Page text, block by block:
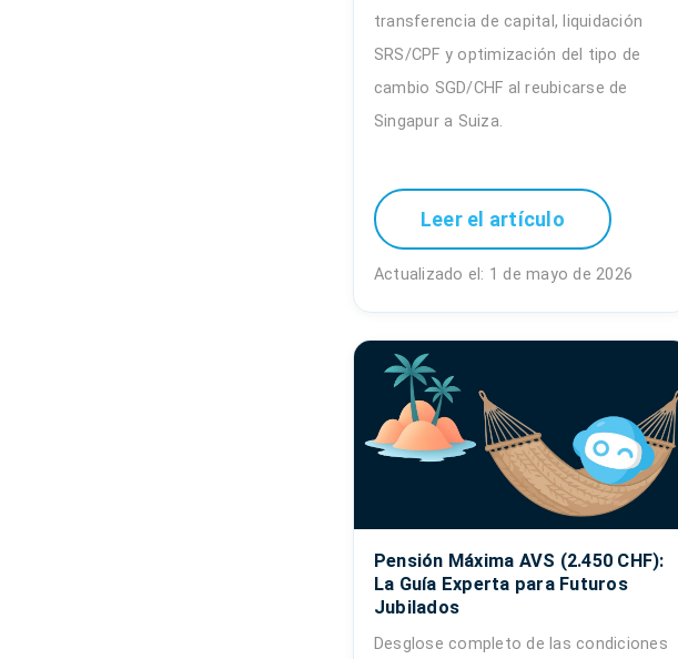
transferencia de capital, liquidación
SRS/CPF y optimización del tipo de
cambio SGD/CHF al reubicarse de
Singapur a Suiza.
Leer el artículo
Actualizado el: 1 de mayo de 2026
Pensión Máxima AVS (2.450 CHF):
La Guía Experta para Futuros
Jubilados
Desglose completo de las condiciones